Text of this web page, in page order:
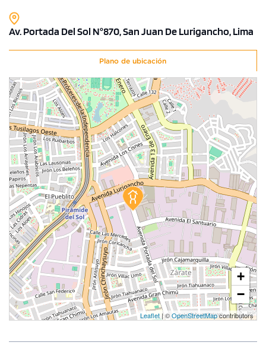
Av. Portada Del Sol N°870, San Juan De Lurigancho, Lima
Plano de ubicación
+
−
Leaflet | ©OpenStreetMapcontributors